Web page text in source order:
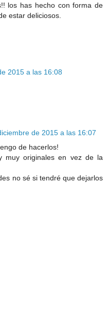
los has hecho con forma de
estar deliciosos.
2015 a las 16:08
de 2015 a las 16:07
de hacerlos!
muy originales en vez de la
no sé si tendré que dejarlos